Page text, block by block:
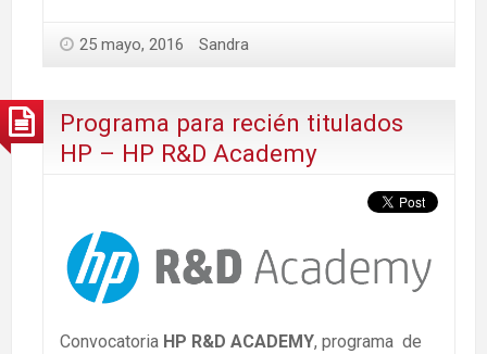
25 mayo, 2016 Sandra
Programa para recién titulados
HP – HP R&D Academy
Convocatoria HP R&D ACADEMY, programa de